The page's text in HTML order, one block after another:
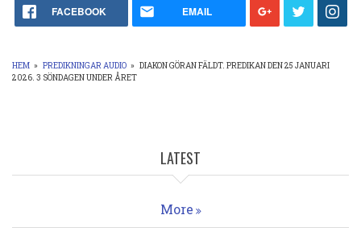
FACEBOOK EMAIL
LÄNKSTIG
HEM » PREDIKNINGAR AUDIO » DIAKON GÖRAN FÄLDT. PREDIKAN DEN 25 JANUARI
2026. 3 SÖNDAGEN UNDER ÅRET
LATEST
More